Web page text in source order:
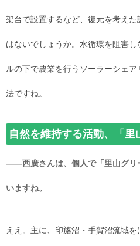
架台で設置するなど、復元を考え
はないでしょうか。水循環を阻害
ルの下で農業を行うソーラーシェ
法ですね。
自然を維持する活動、「里
――西廣さんは、個人で「里山グリ
いますね。
ええ。主に、印旛沼・手賀沼流域